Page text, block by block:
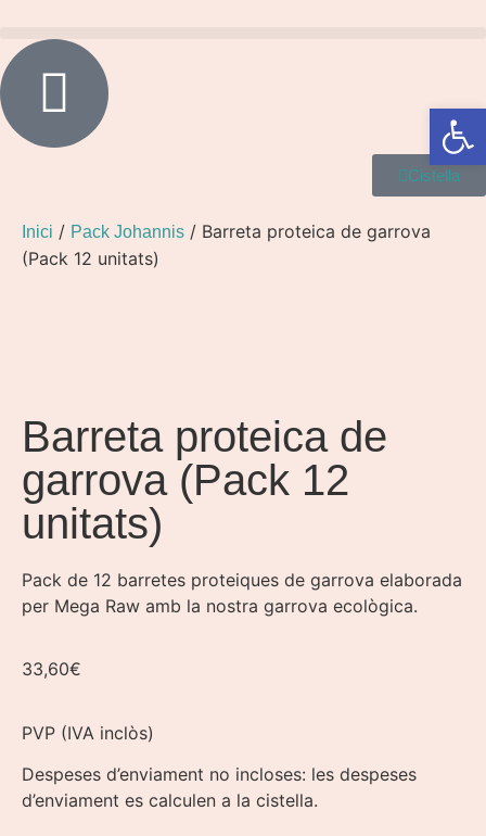
Cistella
Inici / Pack Johannis / Barreta proteica de garrova
(Pack 12 unitats)
Barreta proteica de
garrova (Pack 12
unitats)
Pack de 12 barretes proteiques de garrova elaborada
per Mega Raw amb la nostra garrova ecològica.
33,60€
PVP (IVA inclòs)
Despeses d’enviament no incloses: les despeses
d’enviament es calculen a la cistella.
Obre la